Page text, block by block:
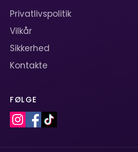
Privatlivspolitik
Vilkår
Sikkerhed
Kontakte
FØLGE